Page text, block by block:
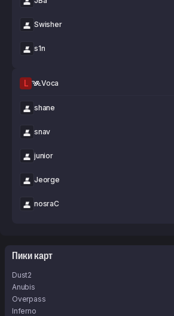
Swisher
s1n
L Voca
shane
snav
junior
Jeorge
nosraC
Пики карт
Dust2
Anubis
Overpass
Inferno